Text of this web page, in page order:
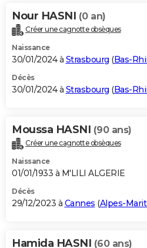
Nour HASNI (0 an)
Créer une cagnotte obsèques
Naissance
30/01/2024 à Strasbourg (Bas-
Décès
30/01/2024 à Strasbourg (Bas-
Moussa HASNI (90 ans)
Créer une cagnotte obsèques
Naissance
01/01/1933 à M'LILI ALGERIE
Décès
29/12/2023 à Cannes (Alpes-
Hamida HASNI (60 ans)